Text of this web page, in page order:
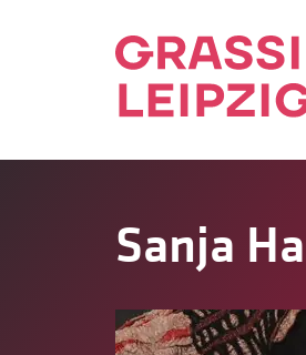
Sanja